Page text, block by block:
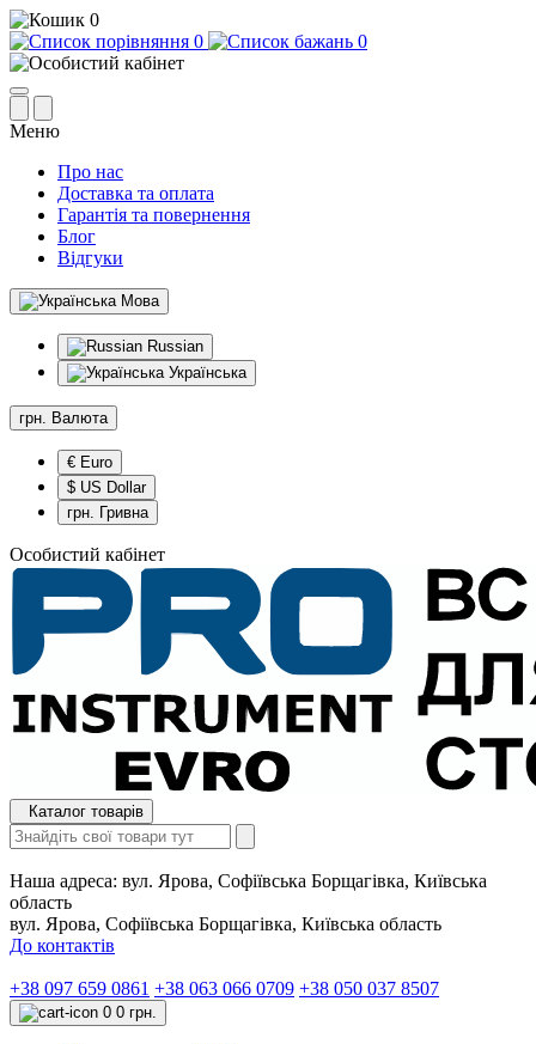
0
0
0
Меню
Про нас
Доставка та оплата
Гарантія та повернення
Блог
Відгуки
Мова
Russian
Українська
грн. Валюта
€ Euro
$ US Dollar
грн. Гривна
Особистий кабінет
Каталог товарів
Наша адреса: вул. Ярова, Софіївська Борщагівка, Київська
область
вул. Ярова, Софіївська Борщагівка, Київська область
До контактів
+38 097 659 0861 +38 063 066 0709 +38 050 037 8507
0 0 грн.